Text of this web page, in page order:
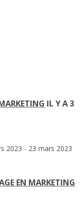
IL Y A 3
2023 - 23 mars 2023
EN MARKETING